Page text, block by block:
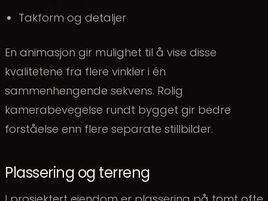
Takform og detaljer
En animasjon gir mulighet til å vise disse
kvalitetene fra flere vinkler i én
sammenhengende sekvens. Rolig
kamerabevegelse rundt bygget gir bedre
forståelse enn flere separate stillbilder.
Plassering og terreng